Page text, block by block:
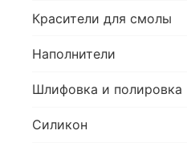
Красители для смолы
Наполнители
Шлифовка и полировка
Силикон